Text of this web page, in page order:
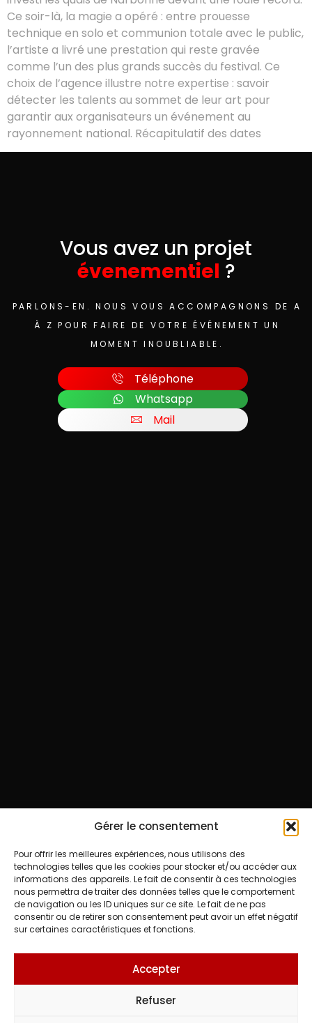
Gérer le consentement
Pour offrir les meilleures expériences, nous utilisons des
technologies telles que les cookies pour stocker et/ou accéder aux
informations des appareils. Le fait de consentir à ces technologies
nous permettra de traiter des données telles que le comportement
de navigation ou les ID uniques sur ce site. Le fait de ne pas
consentir ou de retirer son consentement peut avoir un effet négatif
sur certaines caractéristiques et fonctions.
Accepter
Refuser
Ce soir-là, la magie a opéré : entre prouesse
technique en solo et communion totale avec le public,
l’artiste a livré une prestation qui reste gravée
comme l’un des plus grands succès du festival. Ce
choix de l’agence illustre notre expertise : savoir
détecter les talents au sommet de leur art pour
garantir aux organisateurs un événement au
rayonnement national. Récapitulatif des dates
Vous avez un projet
évenementiel ?
PARLONS-EN. NOUS VOUS ACCOMPAGNONS DE A
À Z POUR FAIRE DE VOTRE ÉVÉNEMENT UN
MOMENT INOUBLIABLE.
Téléphone
Whatsapp
Mail